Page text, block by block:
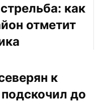
как
отметит
к
до